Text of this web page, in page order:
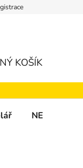
Katalog čalounění
KOŠÍK